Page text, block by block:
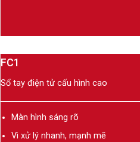
FC1
Sổ tay điện tử cấu hình cao
Màn hình sáng rõ
Vi xử lý nhanh, mạnh mẽ